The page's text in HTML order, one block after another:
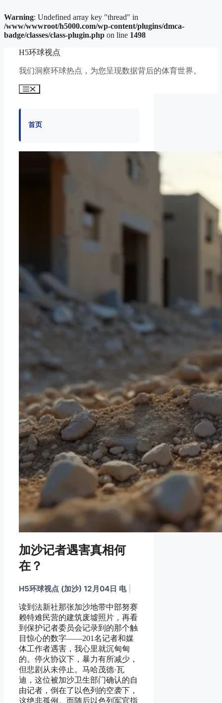
Warning: Undefined array key "thread" in
/www/wwwroot/h5000.com/wp-content/plugins/dmca-
badge/classes/class-plugin.php on line 1498
H5环球视点
我们洞察环球热点，为您呈现数据背后的体育世界。
菜
首页
加沙记者遇害真相何
在？
H5环球视点 (加沙) 12月04日 电
读到法新社那张加沙地带中部努赛
赖特难民营的建筑废墟照片，再看
到保护记者委员会记录到的那个触
目惊心的数字——201名记者和媒
体工作者遇害，我心里就沉甸甸
的。停火协议下，暴力有所减少，
但悲剧从未停止。马哈茂德·瓦
迪，这位被加沙卫生部门确认的自
由记者，倒在了以色列的空袭下，
这绝非孤例。而随后以色列军官指